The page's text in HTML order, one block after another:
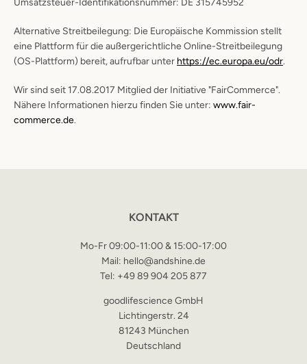
Umsatzsteuer-Identifikationsnummer: DE 315745952
Alternative Streitbeilegung: Die Europäische Kommission stellt
eine Plattform für die außergerichtliche Online-Streitbeilegung
(OS-Plattform) bereit, aufrufbar unter https://ec.europa.eu/odr.
Wir sind seit 17.08.2017 Mitglied der Initiative "FairCommerce".
Nähere Informationen hierzu finden Sie unter: www.fair-
commerce.de.
KONTAKT
Mo-Fr 09:00-11:00 & 15:00-17:00
Mail: hello@andshine.de
Tel: +49 89 904 205 877
goodlifescience GmbH
Lichtingerstr. 24
81243 München
Deutschland